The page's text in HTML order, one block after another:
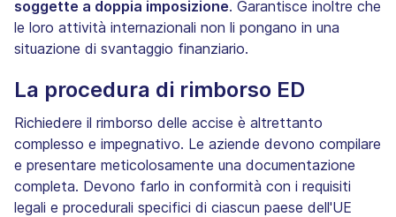
soggette a doppia imposizione. Garantisce inoltre che
le loro attività internazionali non li pongano in una
situazione di svantaggio finanziario.
La procedura di rimborso ED
Richiedere il rimborso delle accise è altrettanto
complesso e impegnativo. Le aziende devono compilare
e presentare meticolosamente una documentazione
completa. Devono farlo in conformità con i requisiti
legali e procedurali specifici di ciascun paese dell'UE